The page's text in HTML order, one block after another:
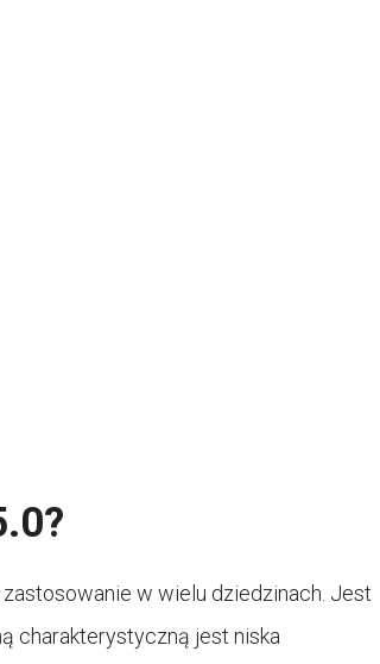
w wielu dziedzinach. Jest
charakterystyczną jest niska